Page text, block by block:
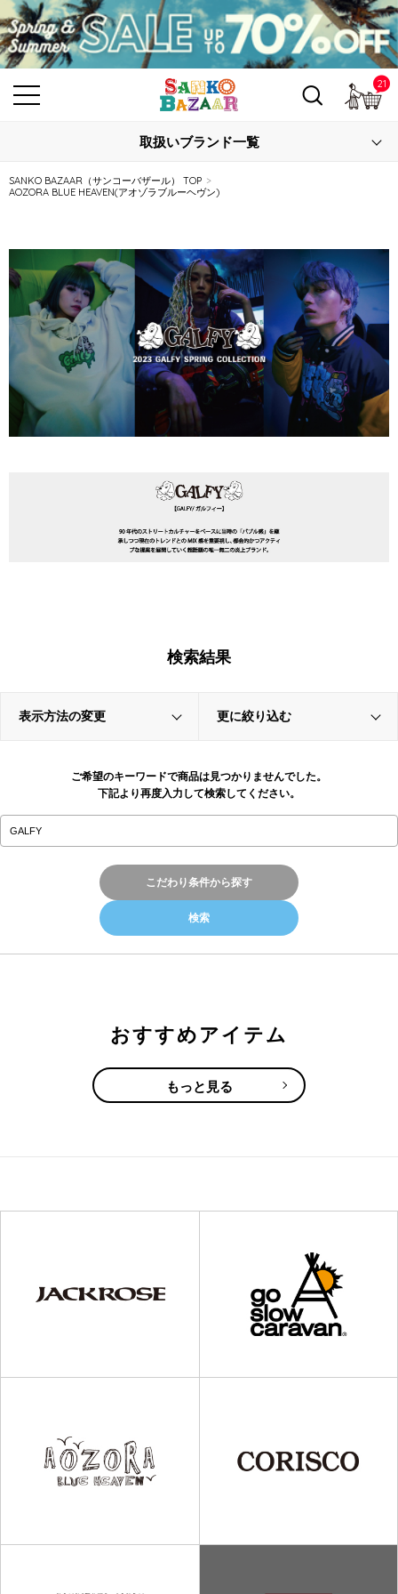
21カ
取扱いブランド一覧
SANKO BAZAAR（サンコーバザール） TOP
AOZORA BLUE HEAVEN(アオゾラブルーヘヴン)
検索結果
表示方法の変更 更に絞り込む
ご希望のキーワードで商品は見つかりませんでした。
下記より再度入力して検索してください。
こだわり条件から探す
おすすめアイテム
もっと見る